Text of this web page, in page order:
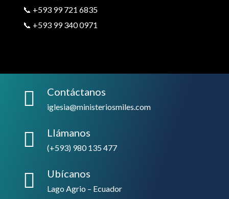
📞 +593 99 721 6835
📞 +593 99 340 0971
 Contáctanos
iglesia@ministeriosmiles.com
 Llámanos
(+593) 980 135 477
 Ubícanos
Lago Agrio – Ecuador